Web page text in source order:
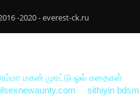
-2020 - everest-ck.ru
மகன் முரட்டு ஓல் கதைகள்
sithiyin bdsm